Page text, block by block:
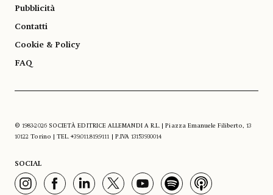
Pubblicità
Contatti
Cookie & Policy
FAQ
© 1983-2026 SOCIETÀ EDITRICE ALLEMANDI A R.L. | Piazza Emanuele Filiberto, 13
10122 Torino | TEL. +39.011.819.9111 | P.IVA 13153930014
SOCIAL